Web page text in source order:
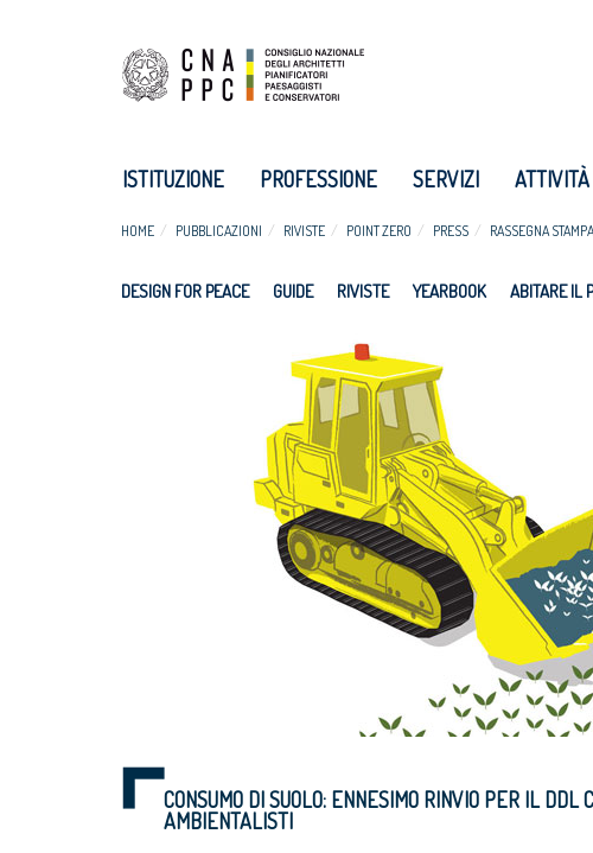
ISTITUZIONE PROFESSIONE SERVIZI ATTIVITÀ
HOME PUBBLICAZIONI RIVISTE POINT ZERO PRESS RASSEGNA STAMPA
DESIGN FOR PEACE GUIDE RIVISTE YEARBOOK ABITARE IL
CONSUMO DI SUOLO: ENNESIMO RINVIO PER IL
AMBIENTALISTI